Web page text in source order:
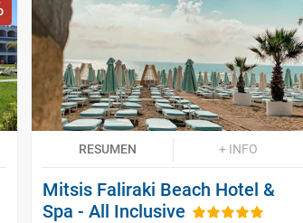
RESUMEN + INFO
Mitsis Faliraki Beach Hotel &
Spa - All Inclusive